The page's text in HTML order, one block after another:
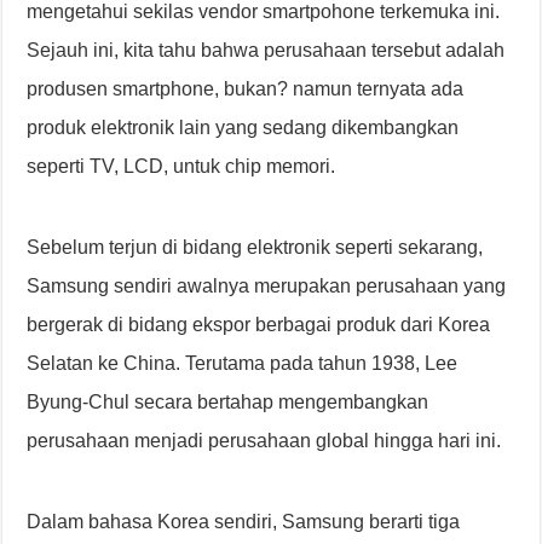
mengetahui sekilas vendor smartpohone terkemuka ini.
Sejauh ini, kita tahu bahwa perusahaan tersebut adalah
produsen smartphone, bukan? namun ternyata ada
produk elektronik lain yang sedang dikembangkan
seperti TV, LCD, untuk chip memori.
Sebelum terjun di bidang elektronik seperti sekarang,
Samsung sendiri awalnya merupakan perusahaan yang
bergerak di bidang ekspor berbagai produk dari Korea
Selatan ke China. Terutama pada tahun 1938, Lee
Byung-Chul secara bertahap mengembangkan
perusahaan menjadi perusahaan global hingga hari ini.
Dalam bahasa Korea sendiri, Samsung berarti tiga